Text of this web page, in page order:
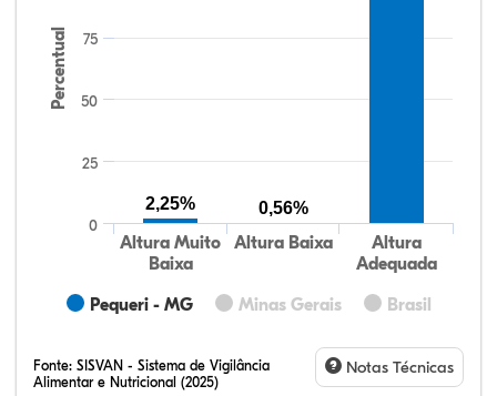
Percentual
Pequeri - MG Minas Gerais Brasil
Altura Muito
Baixa
Altura Baixa
Altura
Adequada
0
25
50
75
2,25% 0,56%
Fonte: SISVAN - Sistema de Vigilância
Alimentar e Nutricional (2025)
Notas Técnicas